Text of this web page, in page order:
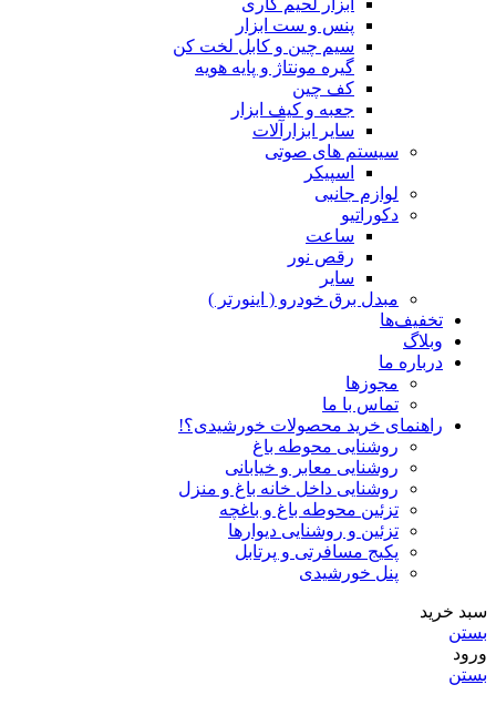
ابزار لحیم کاری
پنس و ست ابزار
سیم چین و کابل لخت کن
گیره مونتاژ و پایه هویه
کف چین
جعبه و کیف ابزار
سایر ابزارآلات
سیستم های صوتی
اسپیکر
لوازم جانبی
دکوراتیو
ساعت
رقص نور
سایر
مبدل برق خودرو ( اینورتر )
تخفیف‌ها
وبلاگ
درباره ما
مجوزها
تماس با ما
راهنمای خرید محصولات خورشیدی؟!
روشنایی محوطه باغ
روشنایی معابر و خیابانی
روشنایی داخل خانه باغ و منزل
تزئین محوطه باغ و باغچه
تزئین و روشنایی دیوارها
پکیج مسافرتی و پرتابل
پنل خورشیدی
سبد خرید
بستن
ورود
بستن